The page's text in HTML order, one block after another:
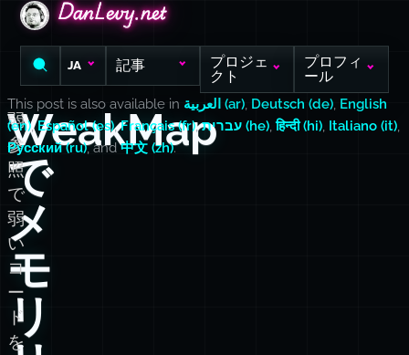
DanLevy.net
DanLevy.net
DanLevy.net
JA 記事
プロジェ
クト
プロフィ
ール
WeakMap
で
メ
モ
リ
弱
参
照
で
弱
い
コ
ー
ド
を
This post is also available in العربية (ar), Deutsch (de), English
(en),Español (es),Français (fr), עברית (he),हिन्दी (hi), Italiano (it),
Русский (ru), and中文 (zh).